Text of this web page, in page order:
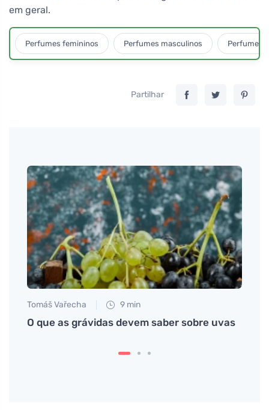
em geral.
Perfumes femininos Perfumes masculinos Perfumes
Partilhar
Tomáš Vařecha 9 min
O que as grávidas devem saber sobre uvas